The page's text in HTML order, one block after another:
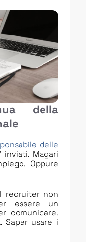
della
delle
inviati. Magari
Oppure
recruiter non
essere un
comunicare.
Saper usare i